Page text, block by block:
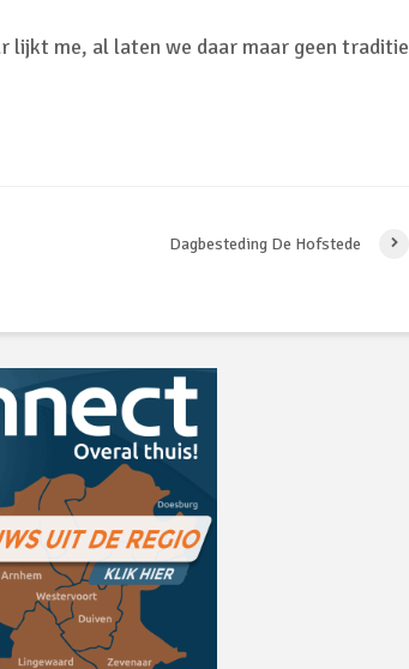
lijkt me, al laten we daar maar geen traditie
Dagbesteding De Hofstede